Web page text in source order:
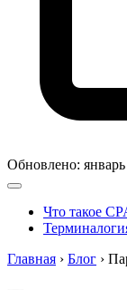
Обновлено:
Что такое
Главная › Блог ›